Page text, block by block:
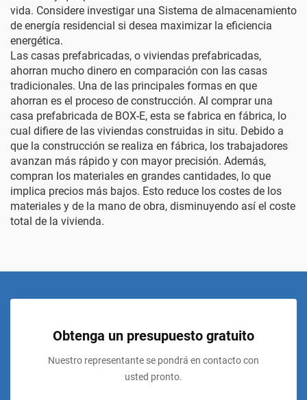
vida. Considere investigar una Sistema de almacenamiento
de energía residencial si desea maximizar la eficiencia
energética.
Las casas prefabricadas, o viviendas prefabricadas,
ahorran mucho dinero en comparación con las casas
tradicionales. Una de las principales formas en que
ahorran es el proceso de construcción. Al comprar una
casa prefabricada de BOX-E, esta se fabrica en fábrica, lo
cual difiere de las viviendas construidas in situ. Debido a
que la construcción se realiza en fábrica, los trabajadores
avanzan más rápido y con mayor precisión. Además,
compran los materiales en grandes cantidades, lo que
implica precios más bajos. Esto reduce los costes de los
materiales y de la mano de obra, disminuyendo así el coste
total de la vivienda.
Obtenga un presupuesto gratuito
Nuestro representante se pondrá en contacto con
usted pronto.